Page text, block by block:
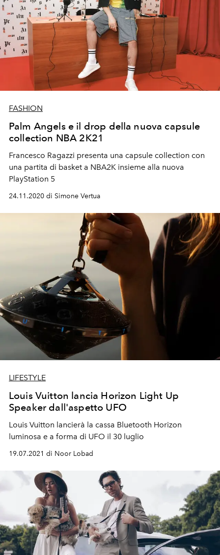
FASHION
Palm Angels e il drop della nuova capsule
collection NBA 2K21
Francesco Ragazzi presenta una capsule collection con
una partita di basket a NBA2K insieme alla nuova
PlayStation 5
24.11.2020 di Simone Vertua
LIFESTYLE
Louis Vuitton lancia Horizon Light Up
Speaker dall'aspetto UFO
Louis Vuitton lancierà la cassa Bluetooth Horizon
luminosa e a forma di UFO il 30 luglio
19.07.2021 di Noor Lobad